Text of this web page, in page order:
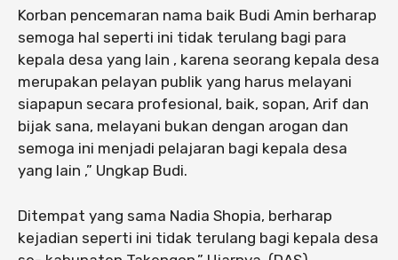
Korban pencemaran nama baik Budi Amin berharap
semoga hal seperti ini tidak terulang bagi para
kepala desa yang lain , karena seorang kepala desa
merupakan pelayan publik yang harus melayani
siapapun secara profesional, baik, sopan, Arif dan
bijak sana, melayani bukan dengan arogan dan
semoga ini menjadi pelajaran bagi kepala desa
yang lain ,” Ungkap Budi.
Ditempat yang sama Nadia Shopia, berharap
kejadian seperti ini tidak terulang bagi kepala desa